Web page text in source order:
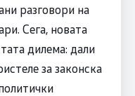
разговори на
Сега, новата
дилема: дали
за законска